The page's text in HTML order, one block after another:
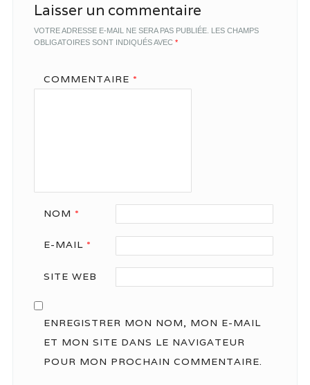
Laisser un commentaire
VOTRE ADRESSE E-MAIL NE SERA PAS PUBLIÉE. LES CHAMPS
OBLIGATOIRES SONT INDIQUÉS AVEC *
COMMENTAIRE *
NOM *
E-MAIL *
SITE WEB
ENREGISTRER MON NOM, MON E-MAIL
ET MON SITE DANS LE NAVIGATEUR
POUR MON PROCHAIN COMMENTAIRE.